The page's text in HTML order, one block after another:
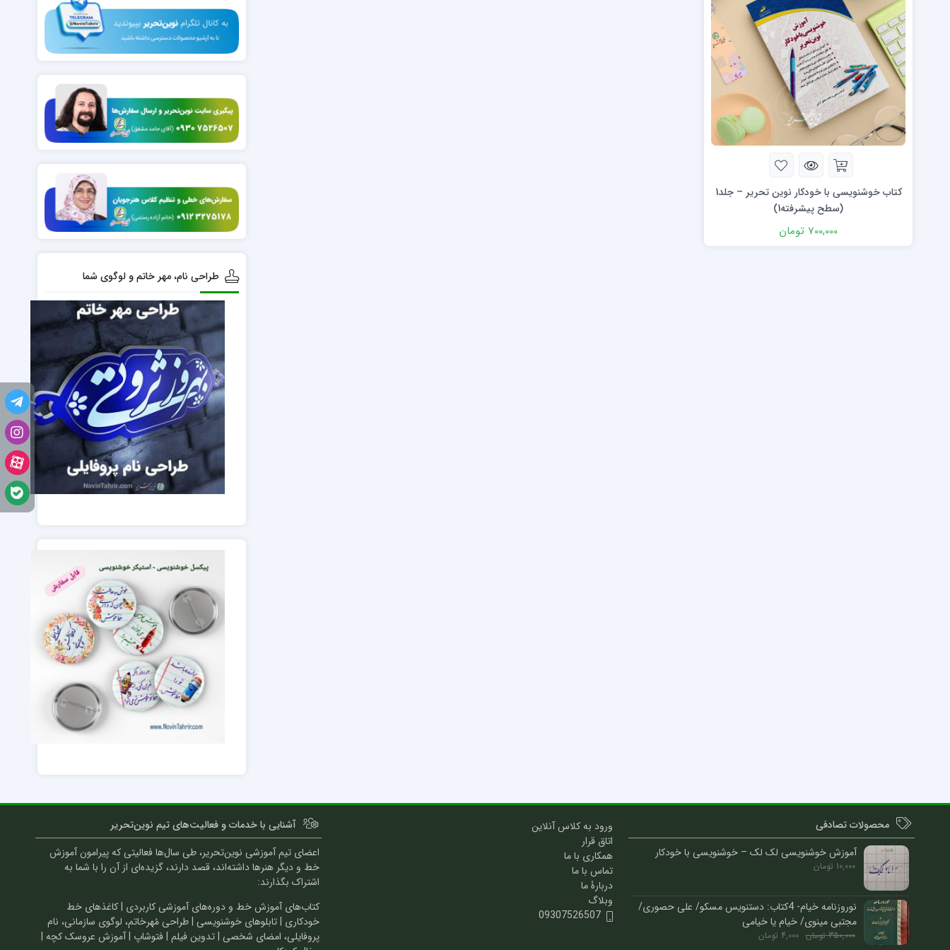
دورۀ کرسیو1
دورۀ کرسیو2
کاپرپلیت با قلم
کاپرپلیت با خودکار
کتاب خوشنویسی با خودکار نوین تحریر – جلد1
(سطح پیشرفته1)
700,000 تومان
طراحی نام، مهر خاتم و لوگوی شما
محصولات تصادفی
آموزش خوشنویسی لک لک – خوشنویسی با خودکار
10,000 تومان
نوروزنامه خیام- 4کتاب: دستنویس مسکو/ علی حصوری/
مجتبی مینوی/ خیام یا خیامی
350,000 تومان 4,000 تومان
ورود به کلاس آنلاین
اتاق قرار
همکاری با ما
تماس با ما
دربارۀ ما
وبلاگ
09307526507
آشنایی با خدمات و فعالیت‌های تیم نوین‌تحریر
اعضای تیم آموزشی نوین‌تحریر، طی سال‌ها فعالیتی که پیرامون آموزش
خط و دیگر هنرها داشته‌اند، قصد دارند، گزیده‌ای از آن را با شما به
اشتراک بگذارند:
کتاب‌های آموزش خط و دوره‌های آموزشی کاربردی | کاغذهای خط
خودکاری | تابلوهای خوشنویسی | طراحی مُهرخاتم، لوگوی سازمانی، نام
پروفایلی، امضای شخصی | تدوین فیلم | فتوشاپ | آموزش عروسک کچه |